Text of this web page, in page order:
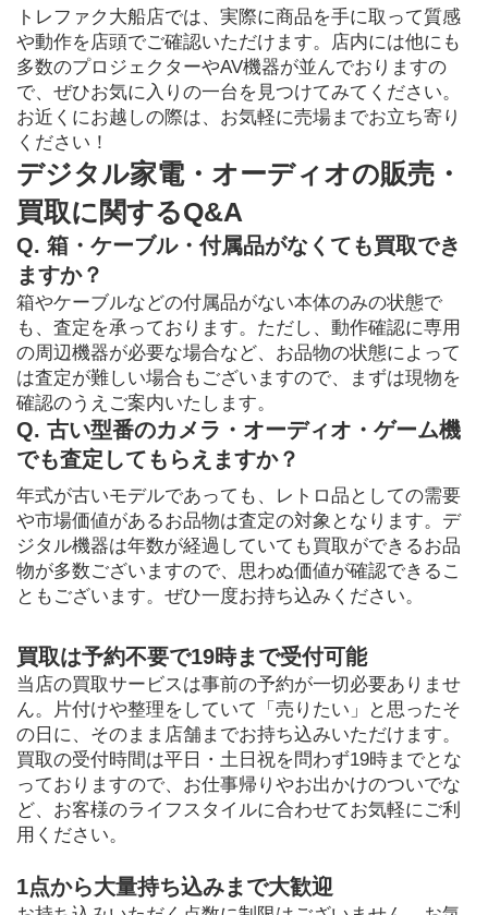
トレファク大船店では、実際に商品を手に取って質感
や動作を店頭でご確認いただけます。店内には他にも
多数のプロジェクターやAV機器が並んでおりますの
で、ぜひお気に入りの一台を見つけてみてください。
お近くにお越しの際は、お気軽に売場までお立ち寄り
ください！
デジタル家電・オーディオの販売・
買取に関するQ&A
Q. 箱・ケーブル・付属品がなくても買取でき
ますか？
箱やケーブルなどの付属品がない本体のみの状態で
も、査定を承っております。ただし、動作確認に専用
の周辺機器が必要な場合など、お品物の状態によって
は査定が難しい場合もございますので、まずは現物を
確認のうえご案内いたします。
Q. 古い型番のカメラ・オーディオ・ゲーム機
でも査定してもらえますか？
年式が古いモデルであっても、レトロ品としての需要
や市場価値があるお品物は査定の対象となります。デ
ジタル機器は年数が経過していても買取ができるお品
物が多数ございますので、思わぬ価値が確認できるこ
ともございます。ぜひ一度お持ち込みください。
買取は予約不要で19時まで受付可能
当店の買取サービスは事前の予約が一切必要ありませ
ん。片付けや整理をしていて「売りたい」と思ったそ
の日に、そのまま店舗までお持ち込みいただけます。
買取の受付時間は平日・土日祝を問わず19時までとな
っておりますので、お仕事帰りやお出かけのついでな
ど、お客様のライフスタイルに合わせてお気軽にご利
用ください。
1点から大量持ち込みまで大歓迎